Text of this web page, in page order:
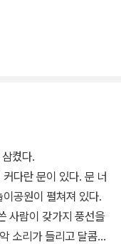
어마한 결말이 쌓여
를 차리고 손님들에게
운 이야기들로 구성되
전천당> 시리즈를 모
느낄 수 있다.
켰다.
다란 문이 있다. 문 너
공원이 펼쳐져 있다.
사람이 갖가지 풍선을
소리가 들리고 달콤한